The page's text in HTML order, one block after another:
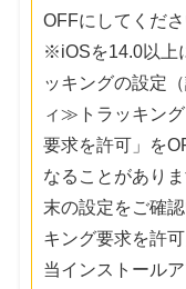
OFFにしてくださ
※iOSを14.0以上
ッキングの設定
ィ≫トラッキン
要求を許可」を
なることがあり
末の設定をご確
キング要求を許
当インストール